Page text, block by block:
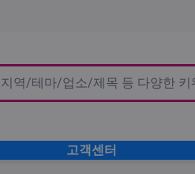
고객센터